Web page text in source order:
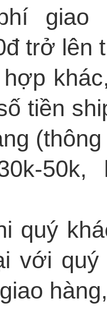
giao
trở lên
hợp
tiền
quý
với